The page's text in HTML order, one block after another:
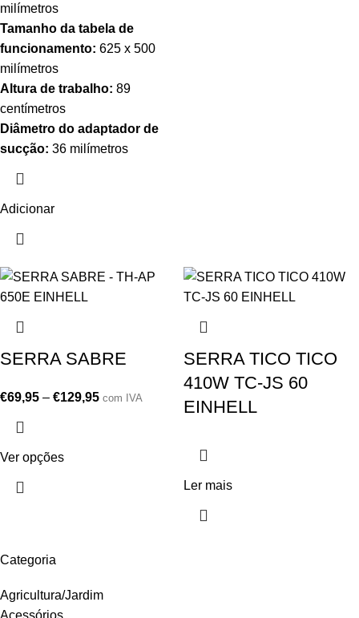
Categoria
Agricultura/Jardim
milímetros
Tamanho da tabela de
funcionamento: 625 x 500
milímetros
Altura de trabalho: 89
centímetros
Diâmetro do adaptador de
sucção: 36 milímetros
Adicionar
SERRA SABRE
€69,95 – €129,95 com IVA
Ver opções
SERRA TICO TICO
410W TC-JS 60
EINHELL
Ler mais